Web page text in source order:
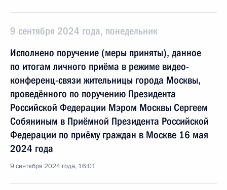
9 сентября 2024 года, понедельник
Исполнено поручение (меры приняты), данное
по итогам личного приёма в режиме видео-
конференц-связи жительницы города Москвы,
проведённого по поручению Президента
Российской Федерации Мэром Москвы Сергеем
Собяниным в Приёмной Президента Российской
Федерации по приёму граждан в Москве 16 мая
2024 года
9 сентября 2024 года, 16:01